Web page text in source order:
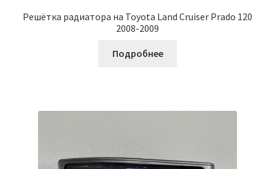
Решётка радиатора на Toyota Land Cruiser Prado 120
2008-2009
Подробнее